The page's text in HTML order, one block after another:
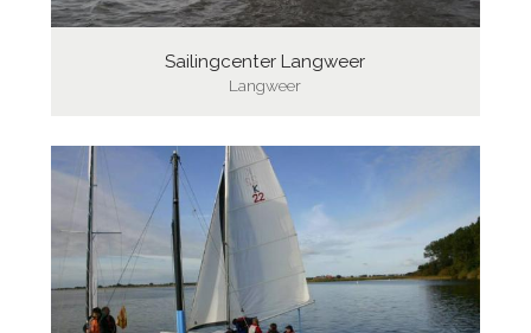
Sailingcenter Langweer
Langweer